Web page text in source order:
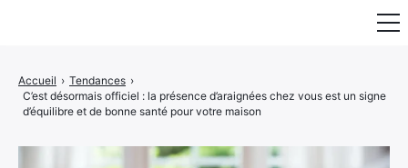
Accueil › Tendances ›
C’est désormais officiel : la présence d’araignées chez vous est un signe
d’équilibre et de bonne santé pour votre maison
Mobilier & Rangement
Luminaire